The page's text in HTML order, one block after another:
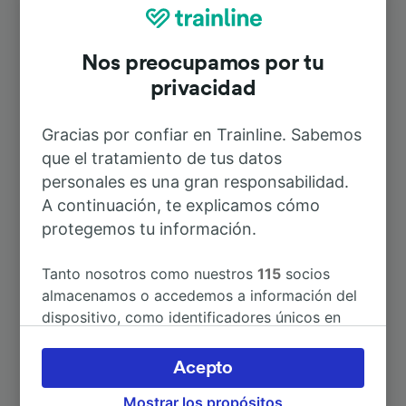
Rutas más populares desde Stradella
A Milano Rogoredo 1h 34min
A Voghera 24min
A Milán Central
A Milán 1h 34min
A Castel San Giovanni 10min
Nos preocupamos por tu
privacidad
Gracias por confiar en Trainline. Sabemos
que el tratamiento de tus datos
personales es una gran responsabilidad.
A continuación, te explicamos cómo
protegemos tu información.
Tanto nosotros como nuestros115 socios
almacenamos o accedemos a información del
dispositivo, como identificadores únicos en
Puedes aceptar o administrar tus preferencias
haciendo clic abajo, incluido el derecho de
Mostrar los propósitos
Acepto